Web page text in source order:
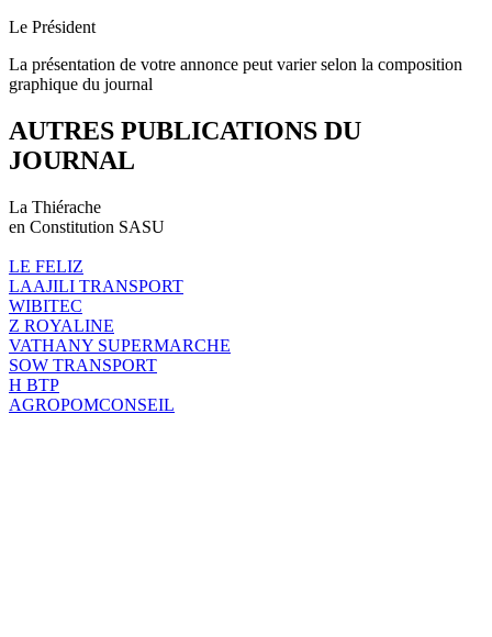
Le Président
La présentation de votre annonce peut varier selon la composition
graphique du journal
AUTRES PUBLICATIONS DU
JOURNAL
La Thiérache
en Constitution SASU
LE FELIZ
LAAJILI TRANSPORT
WIBITEC
Z ROYALINE
VATHANY SUPERMARCHE
SOW TRANSPORT
H BTP
AGROPOMCONSEIL